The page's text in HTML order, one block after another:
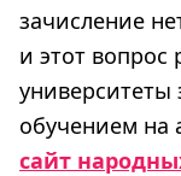
зачисление
и этот
университеты
обучением на
сайт